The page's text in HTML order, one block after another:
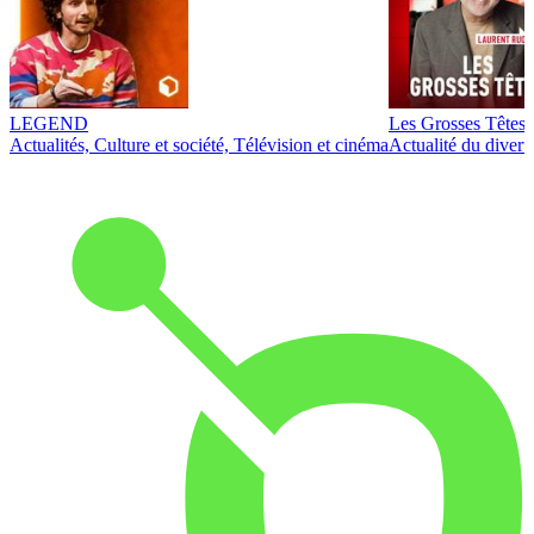
LEGEND
Actualités, Culture et société, Télévision et cinéma
Les Grosses Têtes
Actualité du